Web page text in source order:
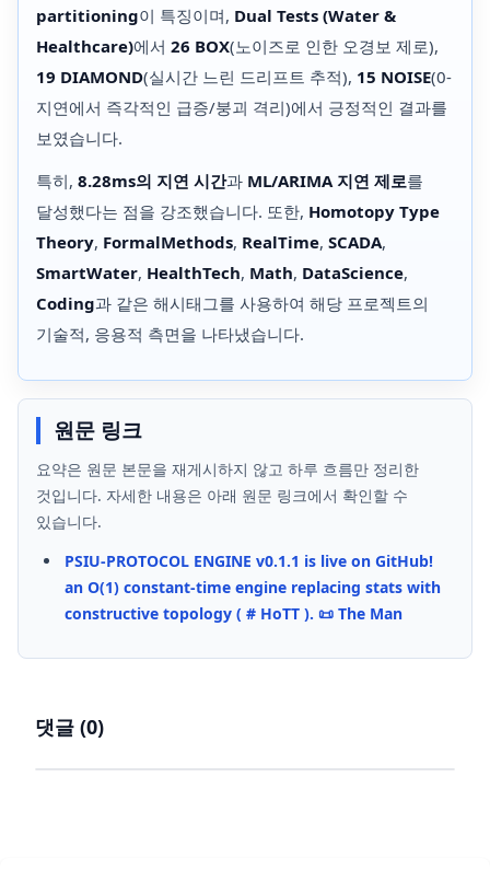
partitioning이 특징이며, Dual Tests (Water &
Healthcare)에서 26 BOX(노이즈로 인한 오경보 제로),
19 DIAMOND(실시간 느린 드리프트 추적), 15 NOISE(0-
지연에서 즉각적인 급증/붕괴 격리)에서 긍정적인 결과를
보였습니다.
특히, 8.28ms의 지연 시간과 ML/ARIMA 지연 제로를
달성했다는 점을 강조했습니다. 또한, Homotopy Type
Theory, FormalMethods, RealTime, SCADA,
SmartWater, HealthTech, Math, DataScience,
Coding과 같은 해시태그를 사용하여 해당 프로젝트의
기술적, 응용적 측면을 나타냈습니다.
원문 링크
요약은 원문 본문을 재게시하지 않고 하루 흐름만 정리한
것입니다. 자세한 내용은 아래 원문 링크에서 확인할 수
있습니다.
PSIU-PROTOCOL ENGINE v0.1.1 is live on GitHub!
an O(1) constant-time engine replacing stats with
constructive topology ( # HoTT ). 📜 The Man
댓글 (0)